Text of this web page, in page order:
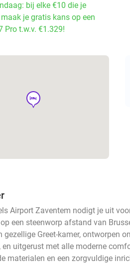
bij elke €10 die je
je gratis kans op een
Pro t.w.v. €1.329!
hotel
Airport Zaventem nodigt je uit
een steenworp afstand van
gezellige Greet-kamer, ontworpen
en uitgerust met alle moderne
materialen en een zorgvuldige